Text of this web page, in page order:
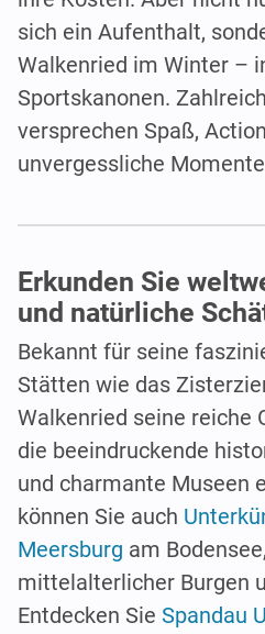
sich ein Aufenthalt,
Walkenried im Winter –
Sportskanonen.
versprechen Spaß,
unvergessliche
Erkunden Sie
und natürliche
Bekannt für seine
Stätten wie das
Walkenried seine reiche
die beeindruckende
und charmante Museen
können Sie auch
Meersburg am
mittelalterlicher Burgen
Entdecken Sie Spandau